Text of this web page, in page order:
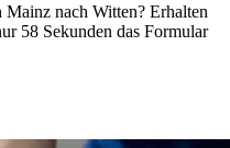
nach Witten? Erhalten
58 Sekunden das Formular